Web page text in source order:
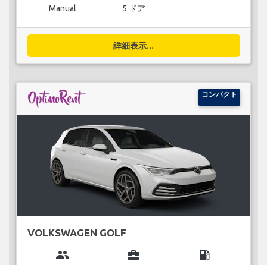
Manual 5 ドア
詳細表示...
コンパクト
VOLKSWAGEN GOLF
group business_center local_gas_station